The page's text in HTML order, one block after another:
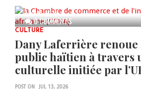
0 COMMENTS
AUG 05, 2026
CULTURE
Dany Laferrière renoue
public haïtien à travers
culturelle initiée par
POST ON JUL 13, 2026